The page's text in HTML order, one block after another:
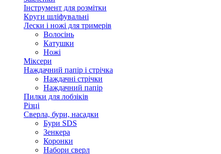
Інструмент для розмітки
Круги шліфувальні
Лески і ножі для тримерів
Волосінь
Катушки
Ножі
Міксери
Наждачний папір і стрічка
Наждачні стрічки
Наждачний папір
Пилки для лобзіків
Різці
Сверла, бури, насадки
Бури SDS
Зенкера
Коронки
Набори сверл